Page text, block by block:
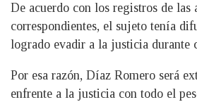
De acuerdo con los registros de las
correspondientes, el sujeto tenía
logrado evadir a la justicia durante
Por esa razón, Díaz Romero será
enfrente a la justicia con todo el